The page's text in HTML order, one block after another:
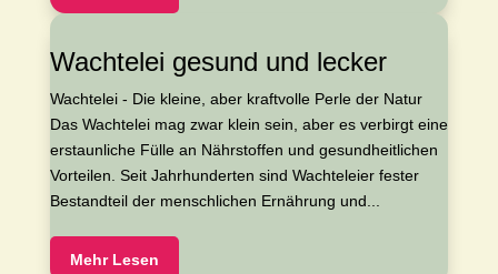
Wachtelei gesund und lecker
Wachtelei - Die kleine, aber kraftvolle Perle der Natur
Das Wachtelei mag zwar klein sein, aber es verbirgt eine
erstaunliche Fülle an Nährstoffen und gesundheitlichen
Vorteilen. Seit Jahrhunderten sind Wachteleier fester
Bestandteil der menschlichen Ernährung und...
Mehr Lesen